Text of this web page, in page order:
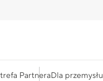
PartneraDla przemysłu